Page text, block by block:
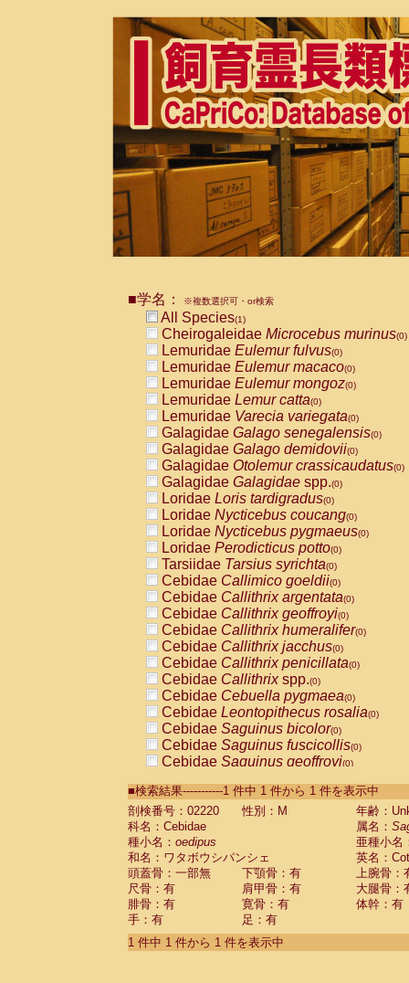
■学名： ※複数選択可・or検索
All Species(1)
Cheirogaleidae Microcebus murinus(0)
Lemuridae Eulemur fulvus(0)
Lemuridae Eulemur macaco(0)
Lemuridae Eulemur mongoz(0)
Lemuridae Lemur catta(0)
Lemuridae Varecia variegata(0)
Galagidae Galago senegalensis(0)
Galagidae Galago demidovii(0)
Galagidae Otolemur crassicaudatus(0)
Galagidae Galagidae spp.(0)
Loridae Loris tardigradus(0)
Loridae Nycticebus coucang(0)
Loridae Nycticebus pygmaeus(0)
Loridae Perodicticus potto(0)
Tarsiidae Tarsius syrichta(0)
Cebidae Callimico goeldii(0)
Cebidae Callithrix argentata(0)
Cebidae Callithrix geoffroyi(0)
Cebidae Callithrix humeralifer(0)
Cebidae Callithrix jacchus(0)
Cebidae Callithrix penicillata(0)
Cebidae Callithrixspp.(0)
Cebidae Cebuella pygmaea(0)
Cebidae Leontopithecus rosalia(0)
Cebidae Saguinus bicolor(0)
Cebidae Saguinus fuscicollis(0)
Cebidae Saguinus geoffroyi(0)
CebidaeSaguinus labiatus(0)
Cebidae Saguinus leucopus (0)
Cebidae
Cebidae
CebidaeSaguinus nigricollis (0)
Cebidae Saguinus oedipus
Cebidae Saguinus weddelli
Cebidae Saguinusspp.
Cebidae Aotus trivirgatus
Cebidae Cebus albifrons
■検索結果-----------1 件中 1 件から 1 件を表示中
剖検番号：02220
性別：M
年齢：
科名：Cebidae
属名：
種小名： oedipus
亜種小名
和名：ワタボウシパンシェ
英名：
頭蓋骨：一部無
下顎骨：有
上腕骨：
尺骨：有
肩甲骨：有
大腿骨：
腓骨：有
寛骨：有
体幹：有
手：有
足：有
1 件中 1 件から 1 件を表示中